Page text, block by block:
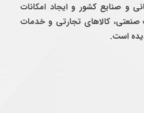
و صنايع كشور و ايجاد امكانات
كالاهای تجارتی و خدمات